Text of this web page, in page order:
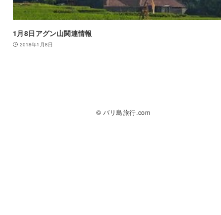
1月8日アグン山関連情報
2018年1月8日
© バリ島旅行.com